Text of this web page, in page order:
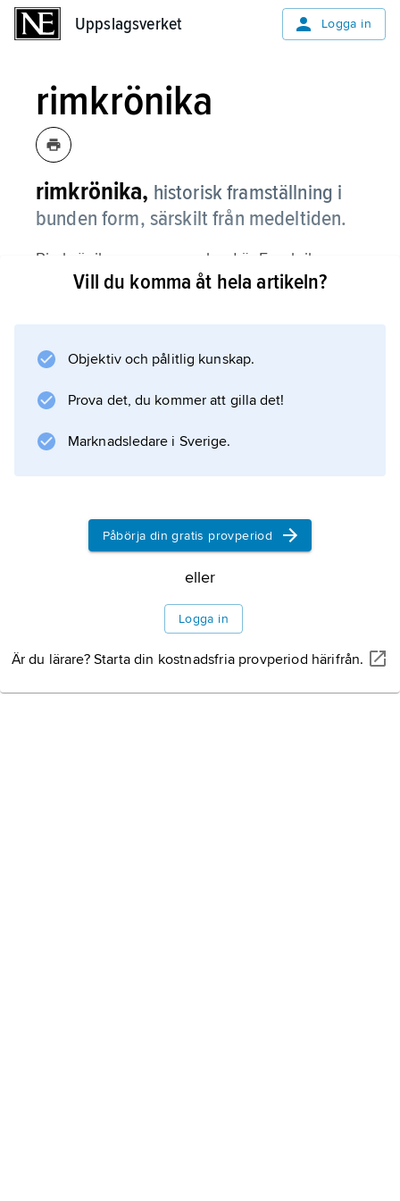
Uppslagsverket Logga in
rimkrönika
rimkrönika, historisk framställning i
bunden form, särskilt från medeltiden.
Rimkrönikans ursprungsland är Frankrike,
men därifrån spred sig genren till Tyskland
Sverige rimkrönikor på knittel som till sist kom
historia. Uppfattningen att det funnits en enda,
Information om artikeln
Vill du komma åt hela artikeln?
Objektiv och pålitlig kunskap.
Prova det, du kommer att gilla det!
Marknadsledare i Sverige.
Påbörja din gratis provperiod
eller
Logga in
Är du lärare? Starta din kostnadsfria provperiod härifrån.